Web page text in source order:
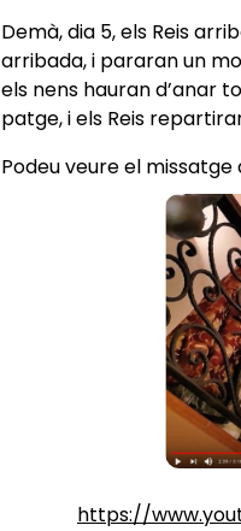
Demà, dia 5, els Reis
arribada, i pararan un
els nens hauran d’anar
patge, i els Reis
Podeu veure el missatge
https://